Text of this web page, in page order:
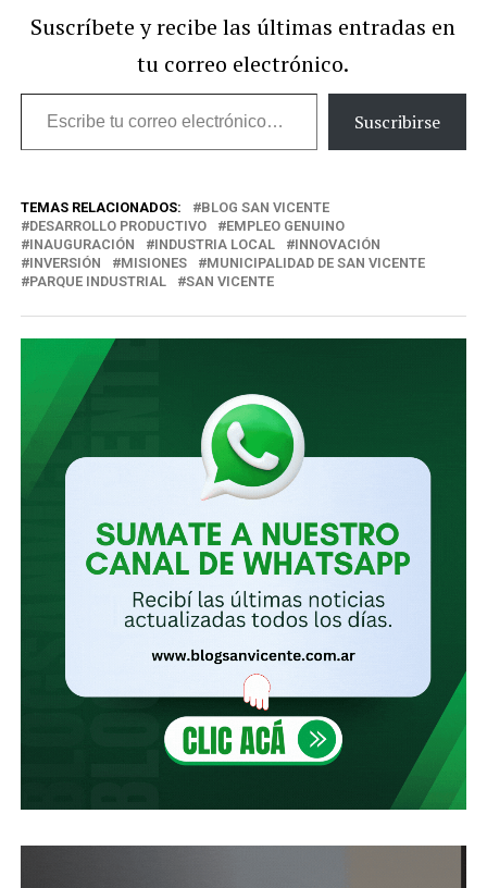
Suscríbete y recibe las últimas entradas en
tu correo electrónico.
Escribe
tu
electrónico…
Suscribirse
TEMAS RELACIONADOS:
BLOG SAN VICENTE
DESARROLLO PRODUCTIVO
EMPLEO GENUINO
INAUGURACIÓN
INDUSTRIA LOCAL
INNOVACIÓN
INVERSIÓN
MISIONES
MUNICIPALIDAD DE SAN VICENTE
PARQUE INDUSTRIAL
SAN VICENTE